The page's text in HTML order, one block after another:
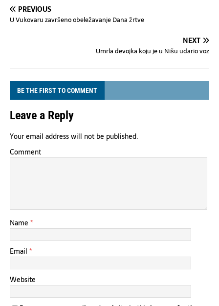
PREVIOUS
U Vukovaru završeno obeležavanje Dana žrtve
NEXT
Umrla devojka koju je u Nišu udario voz
BE THE FIRST TO COMMENT
Leave a Reply
Your email address will not be published.
Comment
Name *
Email *
Website